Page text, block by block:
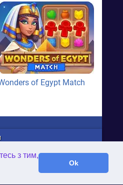
з тим,
Ok
of Egypt Match